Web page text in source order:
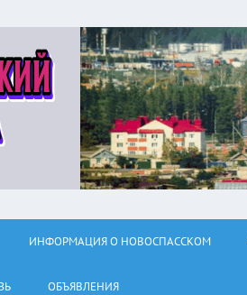
ИНФОРМАЦИЯ О НОВОСПАССКОМ
ОБЪЯВЛЕНИЯ